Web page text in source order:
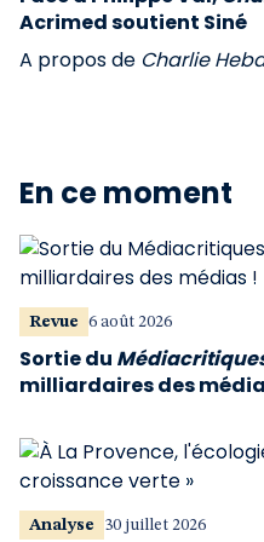
Acrimed soutient Siné
A propos de Charlie
En ce moment
Revue 6 août 2026
Sortie du
milliardaires des
Analyse 30 juillet 2026